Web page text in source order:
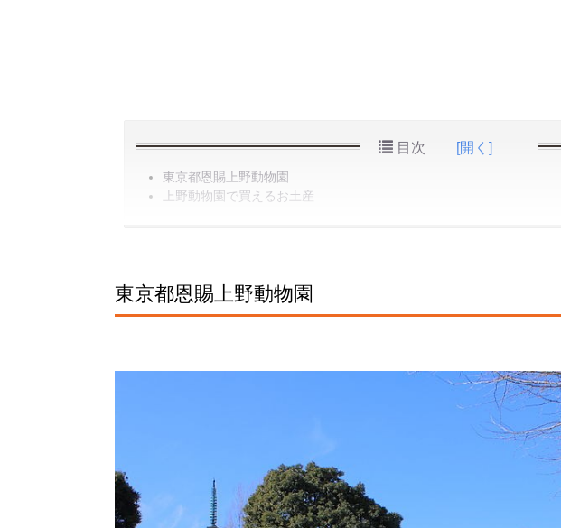
目次 [開く]
東京都恩賜上野動物園
上野動物園で買えるお土産
東京都恩賜上野動物園